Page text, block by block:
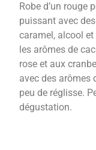
Robe d’un rouge
puissant avec
caramel, alcool et
les arômes de
rose et aux
avec des arômes
peu de réglisse.
dégustation.